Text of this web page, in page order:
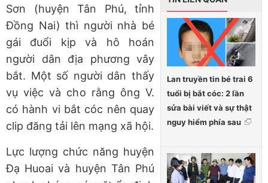
Lan truyền tin bé trai 6
tuổi bị bắt cóc: 2 lần
sửa bài viết và sự thật
nguy hiểm phía sau
Sơn (huyện Tân Phú, tỉnh
Đồng Nai) thì người nhà bé
gái đuổi kịp và hô hoán
người dân địa phương vây
bắt. Một số người dân thấy
vụ việc và cho rằng ông V.
có hành vi bắt cóc nên quay
clip đăng tải lên mạng xã hội.
Lực lượng chức năng huyện
Đạ Huoai và huyện Tân Phú